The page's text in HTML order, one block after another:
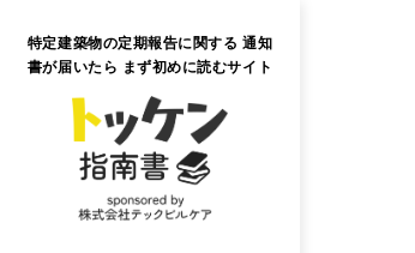
特定建築物の定期報告に関する 通知
書が届いたら まず初めに読むサイト